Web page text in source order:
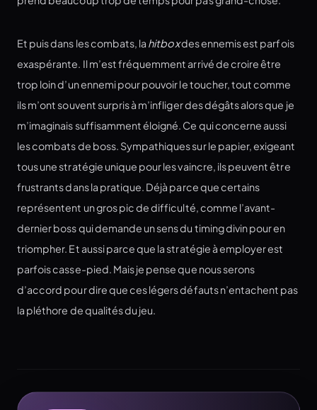
Et puis dans les combats, la hitboxdes ennemis est parfois
exaspérante. Il m’est fréquemment arrivé de croire être
trop loin d’un ennemi pour pouvoir le toucher, tout comme
ils m’ont souvent surpris à m’infliger des dégâts alors que je
m’imaginais suffisamment éloigné. Ce qui concerne aussi
les combats de boss. Sympathiques sur le papier, exigeant
tous une stratégie unique pour les vaincre, ils peuvent être
frustrants dans la pratique. Déjà parce que certains
représentent un gros pic de difficulté, comme l’avant-
dernier boss qui demande un sens du timing divin pour en
triompher. Et aussi parce que la stratégie à employer est
parfois casse-pied. Mais je pense que nous serons
d’accord pour dire que ces légers défauts n’entachent pas
la pléthore de qualités du jeu.